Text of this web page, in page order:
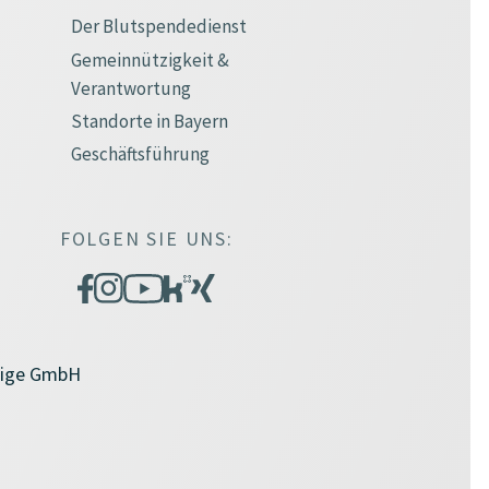
Der Blutspendedienst
Gemeinnützigkeit &
Verantwortung
Standorte in Bayern
Geschäftsführung
FOLGEN SIE UNS:
GmbH